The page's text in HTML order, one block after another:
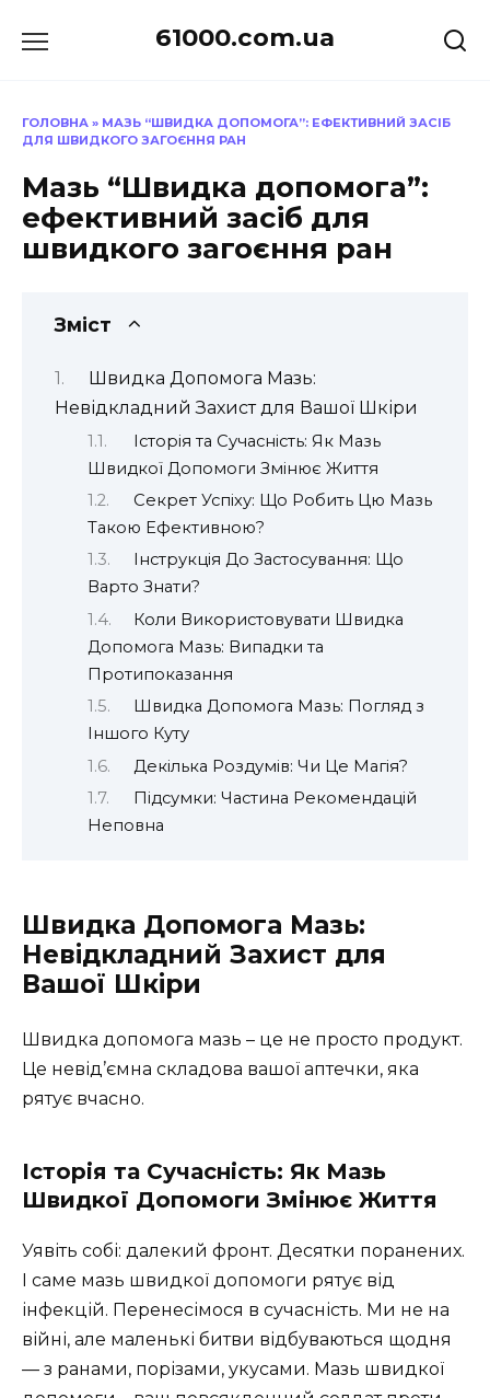
до
61000.com.ua
ГОЛОВНА » МАЗЬ “ШВИДКА ДОПОМОГА”: ЕФЕКТИВНИЙ ЗАСІБ
ДЛЯ ШВИДКОГО ЗАГОЄННЯ РАН
Мазь “Швидка допомога”:
ефективний засіб для
швидкого загоєння ран
Зміст
Швидка Допомога Мазь:
Невідкладний Захист для Вашої Шкіри
Історія та Сучасність: Як Мазь
Швидкої Допомоги Змінює Життя
Секрет Успіху: Що Робить Цю Мазь
Такою Ефективною?
Інструкція До Застосування: Що
Варто Знати?
Коли Використовувати Швидка
Допомога Мазь: Випадки та
Протипоказання
Швидка Допомога Мазь: Погляд з
Іншого Куту
Декілька Роздумів: Чи Це Магія?
Підсумки: Частина Рекомендацій
Неповна
Швидка Допомога Мазь:
Невідкладний Захист для
Вашої Шкіри
Швидка допомога мазь – це не просто продукт.
Це невід’ємна складова вашої аптечки, яка
рятує вчасно.
Історія та Сучасність: Як Мазь
Швидкої Допомоги Змінює Життя
Уявіть собі: далекий фронт. Десятки поранених.
І саме мазь швидкої допомоги рятує від
інфекцій. Перенесімося в сучасність. Ми не на
війні, але маленькі битви відбуваються щодня
— з ранами, порізами, укусами. Мазь швидкої